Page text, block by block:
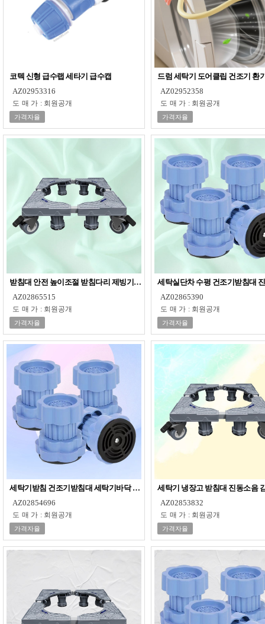
코텍 신형 급수랩 세타기 급수캡
AZ02953316
도매가 : 회원공개
가격자율
드럼 세탁기 도어클립 건조기 환
AZ02952358
도매가 : 회원공개
가격자율
받침대 안전 높이조절 받침다리 제빙기 조절형 받침대
AZ02865515
도매가 : 회원공개
가격자율
세탁실단차 수평 건조기받침대
AZ02865390
도매가 : 회원공개
가격자율
세탁기받침 건조기받침대 세탁기바닥 세탁실단차
AZ02854696
도매가 : 회원공개
가격자율
세탁기 냉장고 받침대 진동소음
AZ02853832
도매가 : 회원공개
가격자율